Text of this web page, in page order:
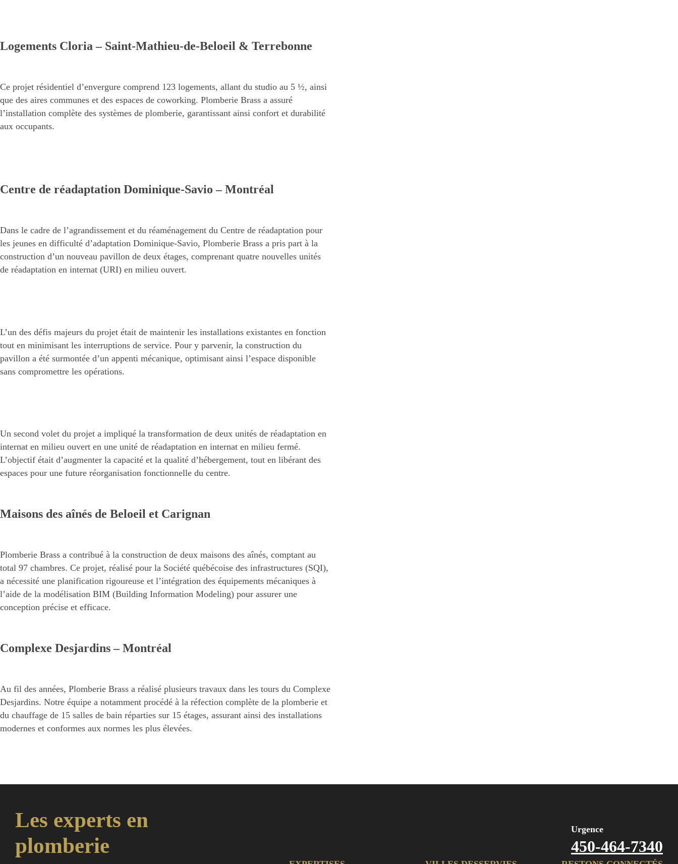
Logements Cloria – Saint-Mathieu-de-Beloeil & Terrebonne
Ce projet résidentiel d’envergure comprend 123 logements, allant du studio au 5 ½, ainsi
que des aires communes et des espaces de coworking. Plomberie Brass a assuré
l’installation complète des systèmes de plomberie, garantissant ainsi confort et durabilité
aux occupants.
Centre de réadaptation Dominique-Savio – Montréal
Dans le cadre de l’agrandissement et du réaménagement du Centre de réadaptation pour
les jeunes en difficulté d’adaptation Dominique-Savio, Plomberie Brass a pris part à la
construction d’un nouveau pavillon de deux étages, comprenant quatre nouvelles unités
de réadaptation en internat (URI) en milieu ouvert.
L’un des défis majeurs du projet était de maintenir les installations existantes en fonction
tout en minimisant les interruptions de service. Pour y parvenir, la construction du
pavillon a été surmontée d’un appenti mécanique, optimisant ainsi l’espace disponible
sans compromettre les opérations.
Un second volet du projet a impliqué la transformation de deux unités de réadaptation en
internat en milieu ouvert en une unité de réadaptation en internat en milieu fermé.
L’objectif était d’augmenter la capacité et la qualité d’hébergement, tout en libérant des
espaces pour une future réorganisation fonctionnelle du centre.
Maisons des aînés de Beloeil et Carignan
Plomberie Brass a contribué à la construction de deux maisons des aînés, comptant au
total 97 chambres. Ce projet, réalisé pour la Société québécoise des infrastructures (SQI),
a nécessité une planification rigoureuse et l’intégration des équipements mécaniques à
l’aide de la modélisation BIM (Building Information Modeling) pour assurer une
conception précise et efficace.
Complexe Desjardins – Montréal
Au fil des années, Plomberie Brass a réalisé plusieurs travaux dans les tours du Complexe
Desjardins. Notre équipe a notamment procédé à la réfection complète de la plomberie et
du chauffage de 15 salles de bain réparties sur 15 étages, assurant ainsi des installations
modernes et conformes aux normes les plus élevées.
Les experts en
plomberie
Urgence
450-464-7340